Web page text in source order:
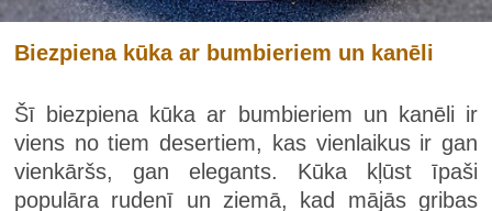
Biezpiena kūka ar bumbieriem un kanēli
Šī biezpiena kūka ar bumbieriem un kanēli ir
viens no tiem desertiem, kas vienlaikus ir gan
vienkāršs, gan elegants. Kūka kļūst īpaši
populāra rudenī un ziemā, kad mājās gribas